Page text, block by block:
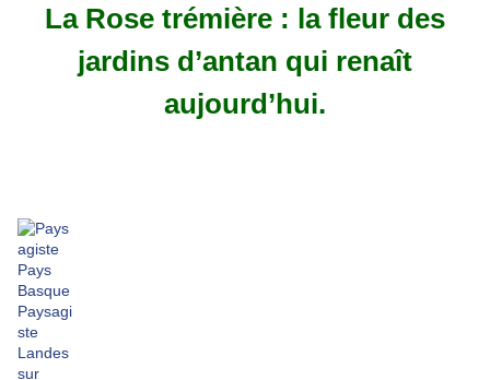
La Rose trémière : la fleur des
jardins d’antan qui renaît
aujourd’hui.